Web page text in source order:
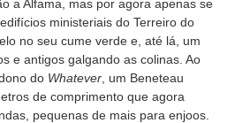
a Alfama, mas por agora apenas se
ministeriais do Terreiro do
no seu cume verde e, até lá, um
e antigos galgando as colinas. Ao
do Whatever, um Beneteau
de comprimento que agora
pequenas de mais para enjoos.